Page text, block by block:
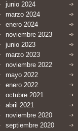
junio 2024
marzo 2024
enero 2024
noviembre 2023
junio 2023
marzo 2023
noviembre 2022
mayo 2022
enero 2022
octubre 2021
abril 2021
noviembre 2020
septiembre 2020